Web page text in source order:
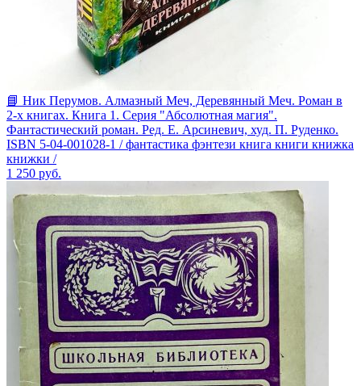
📘 Ник Перумов. Алмазный Меч, Деревянный Меч. Роман в
2-х книгах. Книга 1. Серия "Абсолютная магия".
Фантастический роман. Ред. Е. Арсиневич, худ. П. Руденко.
ISBN 5-04-001028-1 / фантастика фэнтези книга книги книжка
книжки /
1 250 руб.